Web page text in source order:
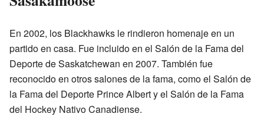
En 2002, los Blackhawks le rindieron homenaje en un
partido en casa. Fue incluido en el Salón de la Fama del
Deporte de Saskatchewan en 2007. También fue
reconocido en otros salones de la fama, como el Salón de
la Fama del Deporte Prince Albert y el Salón de la Fama
del Hockey Nativo Canadiense.